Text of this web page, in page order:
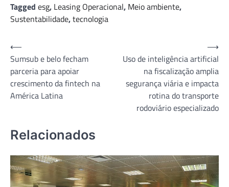
Tagged esg, Leasing Operacional, Meio ambiente,
Sustentabilidade,tecnologia
Navegação
de
Post
⟵
Sumsub e belo fecham
parceria para apoiar
crescimento da fintech na
América Latina
Uso de inteligência artificial
na fiscalização amplia
segurança viária e impacta
rotina do transporte
rodoviário especializado
⟶
Relacionados